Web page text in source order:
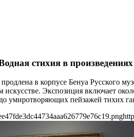
стихия в
в корпусе Бенуа Русского
искусстве. Экспозиция включает
умиротворяющих пейзажей тихих